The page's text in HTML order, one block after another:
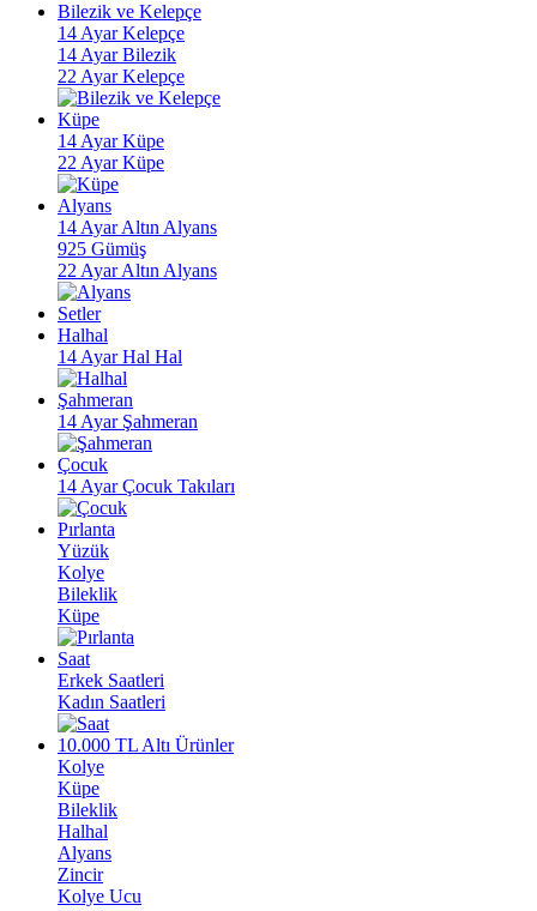
Bilezik ve Kelepçe
14 Ayar Kelepçe
14 Ayar Bilezik
22 Ayar Kelepçe
Küpe
14 Ayar Küpe
22 Ayar Küpe
Alyans
14 Ayar Altın Alyans
925 Gümüş
22 Ayar Altın Alyans
Setler
Halhal
14 Ayar Hal Hal
Şahmeran
14 Ayar Şahmeran
Çocuk
14 Ayar Çocuk Takıları
Pırlanta
Yüzük
Kolye
Bileklik
Küpe
Saat
Erkek Saatleri
Kadın Saatleri
10.000 TL Altı Ürünler
Kolye
Küpe
Bileklik
Halhal
Alyans
Zincir
Kolye Ucu